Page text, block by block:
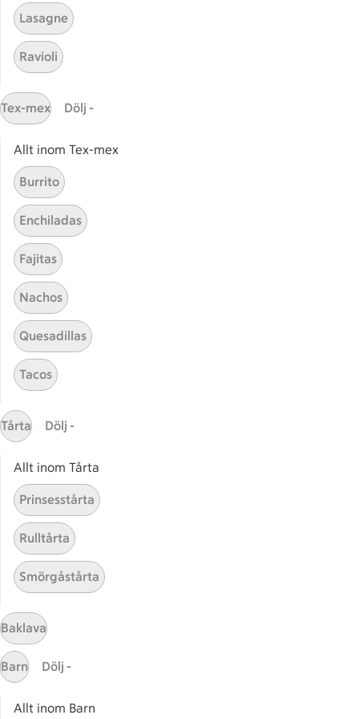
Skrei
Skrei kokt
Sidfot
Start
Få snabbt svar
FAQ
Kundservice
Kontakta oss
Massa erbjudanden
Bli stammis på ICA
Handla online
ICAs matkasse
Catering
Apotek Hjärtat
Handla som företag
Gaston
ICAs tjänster
ICA-appen
ICA Scanna
ICA ToGo
Lasagne
Ravioli
Tex-mex Dölj -
Allt inom Tex-mex
Burrito
Enchiladas
Fajitas
Nachos
Quesadillas
Tacos
Tårta Dölj -
Allt inom Tårta
Prinsesstårta
Rulltårta
Smörgåstårta
Baklava
Barn Dölj -
Allt inom Barn